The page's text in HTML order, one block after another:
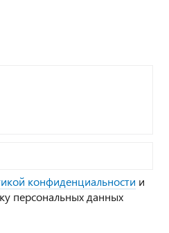
конфиденциальности и
персональных данных